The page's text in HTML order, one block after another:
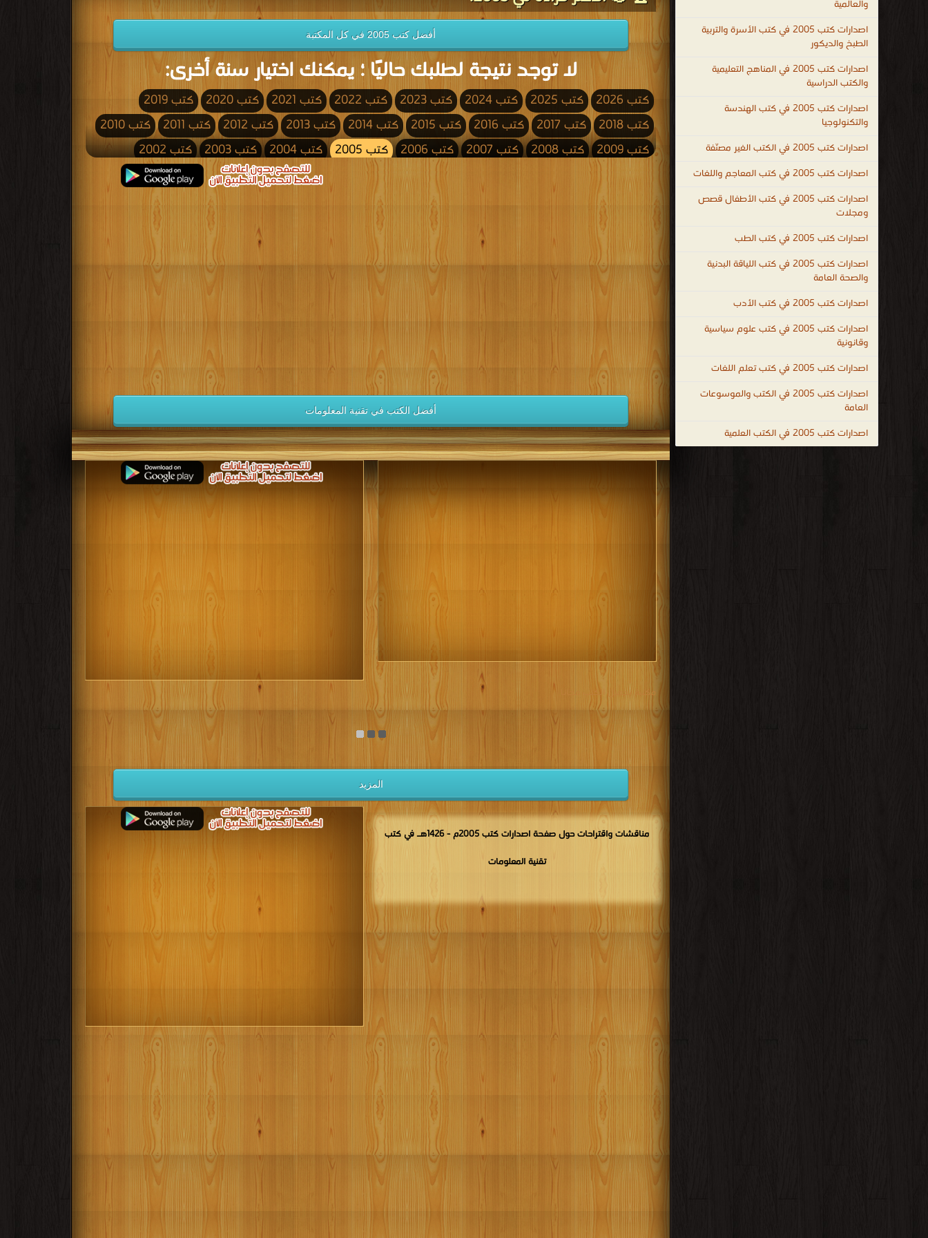
والعالمية
اصدارات كتب 2005 في كتب الأسرة والتربية
الطبخ والديكور
اصدارات كتب 2005 في المناهج التعليمية
والكتب الدراسية
اصدارات كتب 2005 في كتب الهندسة
والتكنولوجيا
اصدارات كتب 2005 في الكتب الغير مصنّفة
اصدارات كتب 2005 في كتب المعاجم واللغات
اصدارات كتب 2005 في كتب الأطفال قصص
ومجلات
اصدارات كتب 2005 في كتب الطب
اصدارات كتب 2005 في كتب اللياقة البدنية
والصحة العامة
اصدارات كتب 2005 في كتب الأدب
اصدارات كتب 2005 في كتب علوم سياسية
وقانونية
اصدارات كتب 2005 في كتب تعلم اللغات
اصدارات كتب 2005 في الكتب والموسوعات
العامة
اصدارات كتب 2005 في الكتب العلمية
أفضل كتب 2005 في كل المكتبة
لا توجد نتيجة لطلبك حاليًا ؛ يمكنك اختيار سنة أخرى:
كتب 2026 كتب 2025 كتب 2024 كتب 2023 كتب 2022 كتب 2021 كتب 2020
كتب 2019
كتب 2018
كتب 2017 كتب 2016 كتب 2015 كتب 2014 كتب 2013 كتب 2012 كتب 2011
كتب 2010
كتب 2009
كتب 2008 كتب 2007 كتب 2006 كتب 2005 كتب 2004 كتب 2003
كتب 2002
كتب 2001
كتب 1998 كتب 1997 كتب 1996 كتب 1995 كتب 1994
كتب 1993
كتب 1989 كتب 1988 كتب 1985
كتب 1984
كتب 1979 كتب 1977 كتب 1976
كتب 1975
كتب 1974
كتب 1971 كتب 1970 كتب 1969 كتب 1968 كتب 1967
كتب 1966
كتب 1965
كتب 1962 كتب 1961 كتب 1960 كتب 1959 كتب 1958
كتب 1957
كتب 1952 كتب 1949
كتب 1948
كتب 1938
كتب 1935 كتب 1934 كتب 1931
كتب 1930
كتب 1929
كتب 1926 كتب 1925 كتب 1924 كتب 1923 كتب 1922
كتب 1921
كتب 1920
كتب 1919 كتب 1918 كتب 1917 كتب 1916 كتب 1915 كتب 1914 كتب 1913
كتب 1912
كتب 1911
كتب 1910 كتب 1909 كتب 1908 كتب 1907 كتب 1906 كتب 1905 كتب 1904
كتب 1903
كتب 1902
كتب 1901 كتب 1900
أفضل الكتب في تقنية المعلومات
مكتبة تحميل الكتب مجانا
المزيد
مناقشات واقتراحات حول صفحة اصدارات كتب 2005م - 1426هـ في كتب
تقنية المعلومات